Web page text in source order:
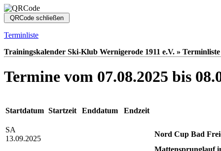
Terminliste
Trainingskalender Ski-Klub Wernigerode 1911 e.V. » Terminliste
Termine vom 07.08.2025 bis
Startdatum Startzeit Enddatum Endzeit
SA
13.09.2025
Nord Cup Bad
Mattensprunglauf